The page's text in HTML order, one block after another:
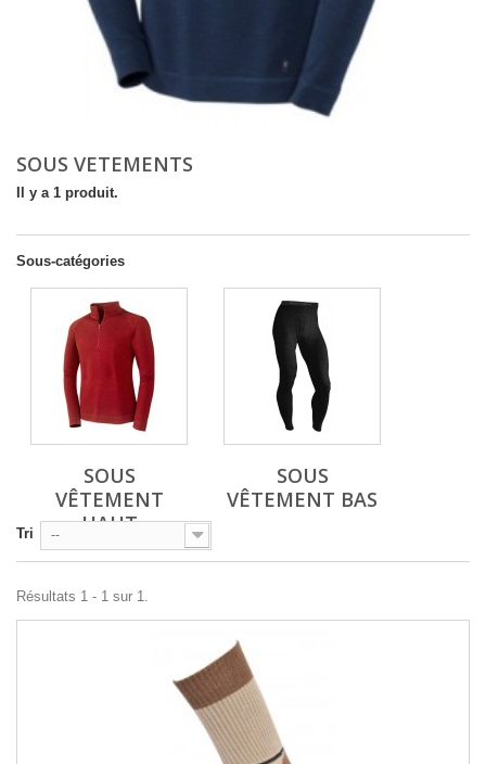
SOUS VETEMENTS
Il y a 1 produit.
Sous-catégories
SOUS
VÊTEMENT
HAUT
SOUS
VÊTEMENT BAS
Tri --
Résultats 1 - 1 sur 1.